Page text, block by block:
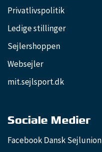
Privatlivspolitik
Ledige stillinger
Sejlershoppen
Websejler
mit.sejlsport.dk
Sociale Medier
Facebook Dansk Sejlunion